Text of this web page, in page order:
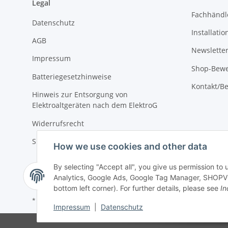
How we use cookies and other data
By selecting "Accept all", you give us permission to
Analytics, Google Ads, Google Tag Manager,
bottom left corner). For further details, please see
Impressum Datenschutz
Legal
Datenschutz
AGB
Impressum
Batteriegesetzhinweise
Hinweis zur Entsorgung von
Elektroaltgeräten nach dem ElektroG
Widerrufsrecht
Sitemap
Shop-
Kontakt/
* All prices incl. VAT, plus